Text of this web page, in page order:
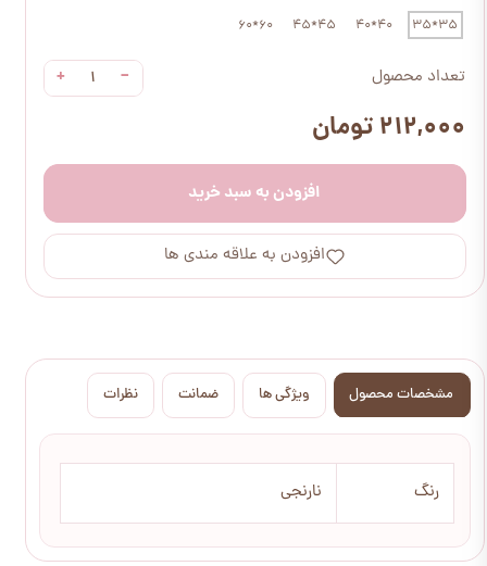
35*35
40*40
45*45
60*60
تعداد محصول −
+
۲۱۲,۰۰۰ تومان
افزودن به سبد خرید
افزودن به علاقه مندی ها
مشخصات محصول ویژگی ها ضمانت نظرات
رنگ نارنجی